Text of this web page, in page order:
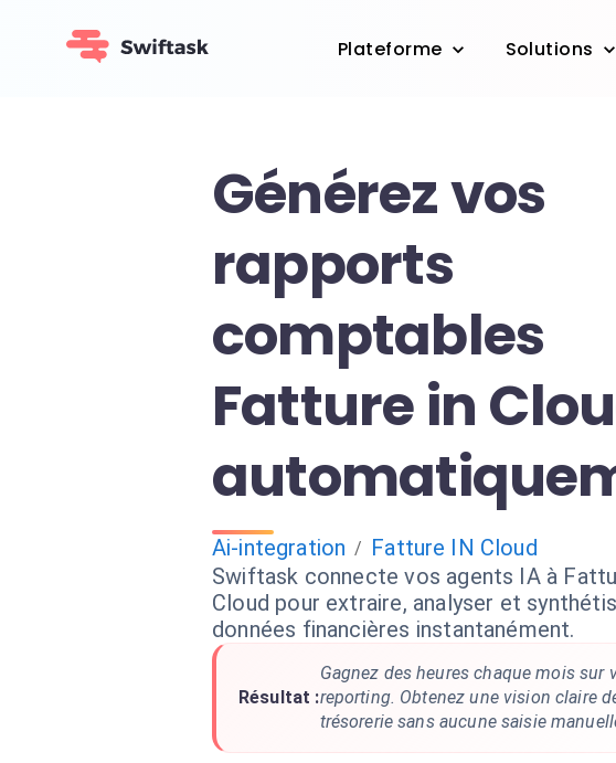
Plateforme Solutions
Générez vos
rapports
comptables
Fatture in
Ai-integration / Fatture IN Cloud
Swiftask connecte vos agents IA à
Cloud pour extraire, analyser et
données financières instantanément.
Résultat :
Gagnez des heures chaque mois sur
reporting. Obtenez une vision claire
trésorerie sans aucune saisie